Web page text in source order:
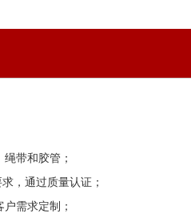
带和胶管；
，通过质量认证；
需求定制；